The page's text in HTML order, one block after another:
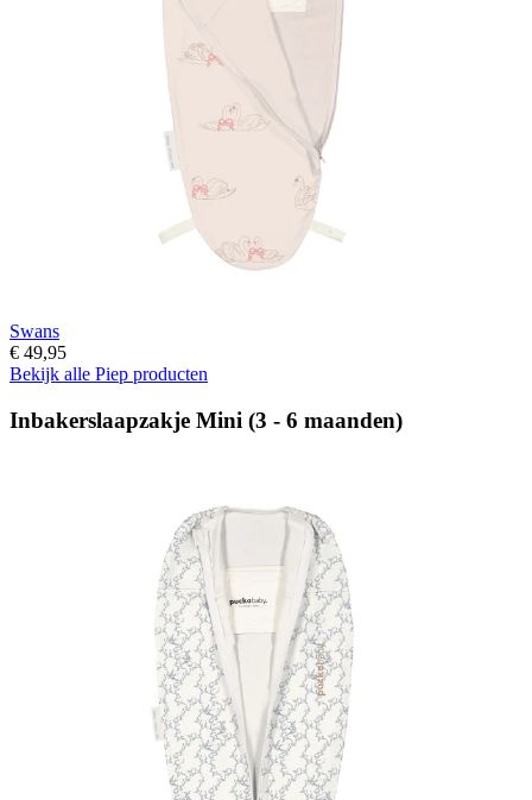
Swans
€ 49,95
Bekijk alle Piep producten
Inbakerslaapzakje Mini (3 - 6 maanden)